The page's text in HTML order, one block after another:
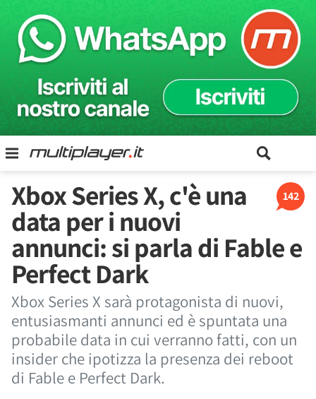
142
Xbox Series X, c'è una
data per i nuovi
annunci: si parla di Fable e
Perfect Dark
Xbox Series X sarà protagonista di nuovi,
entusiasmanti annunci ed è spuntata una
probabile data in cui verranno fatti, con un
insider che ipotizza la presenza dei reboot
di Fable e Perfect Dark.